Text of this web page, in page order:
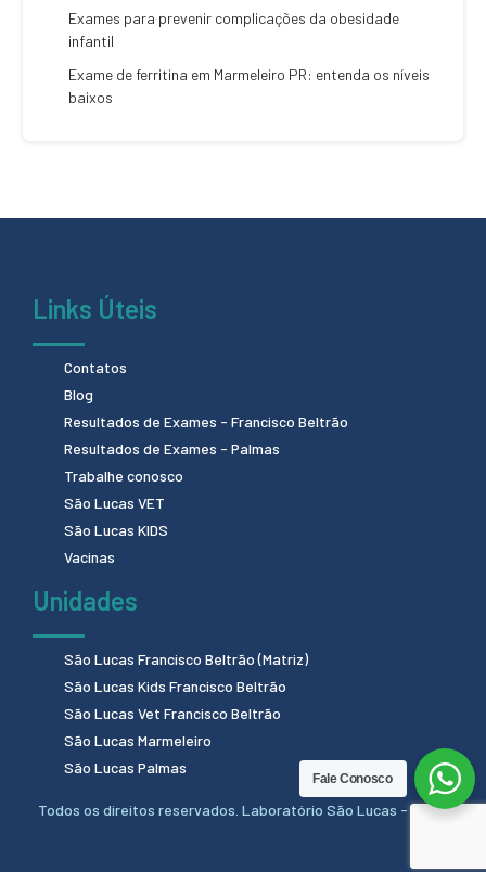
Exames para prevenir complicações da obesidade
infantil
Exame de ferritina em Marmeleiro PR: entenda os níveis
baixos
Links Úteis
Contatos
Blog
Resultados de Exames - Francisco Beltrão
Resultados de Exames - Palmas
Trabalhe conosco
São Lucas VET
São Lucas KIDS
Vacinas
Unidades
São Lucas Francisco Beltrão (Matriz)
São Lucas Kids Francisco Beltrão
São Lucas Vet Francisco Beltrão
São Lucas Marmeleiro
São Lucas Palmas
Todos os direitos reservados. Laboratório São Lucas - 2024.
Fale Conosco